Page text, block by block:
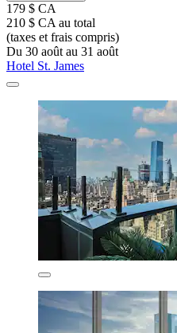
179 $ CA
210 $ CA au total
(taxes et frais compris)
Du 30 août au 31 août
Hotel St. James